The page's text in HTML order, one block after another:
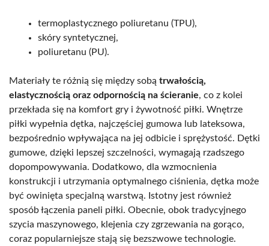
termoplastycznego poliuretanu (TPU),
skóry syntetycznej,
poliuretanu (PU).
Materiały te różnią się między sobą trwałością,
elastycznością oraz odpornością na ścieranie, co z kolei
przekłada się na komfort gry i żywotność piłki. Wnętrze
piłki wypełnia dętka, najczęściej gumowa lub lateksowa,
bezpośrednio wpływająca na jej odbicie i sprężystość. Dętki
gumowe, dzięki lepszej szczelności, wymagają rzadszego
dopompowywania. Dodatkowo, dla wzmocnienia
konstrukcji i utrzymania optymalnego ciśnienia, dętka może
być owinięta specjalną warstwą. Istotny jest również
sposób łączenia paneli piłki. Obecnie, obok tradycyjnego
szycia maszynowego, klejenia czy zgrzewania na gorąco,
coraz popularniejsze stają się bezszwowe technologie.